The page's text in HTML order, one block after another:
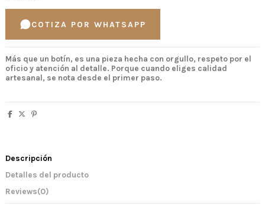
COTIZA POR WHATSAPP
Más que un botín, es una pieza hecha con orgullo, respeto por el
oficio y atención al detalle. Porque cuando eliges calidad
artesanal, se nota desde el primer paso.
Descripción
Detalles del producto
Reviews(0)